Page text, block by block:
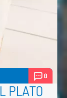
0
PLATO